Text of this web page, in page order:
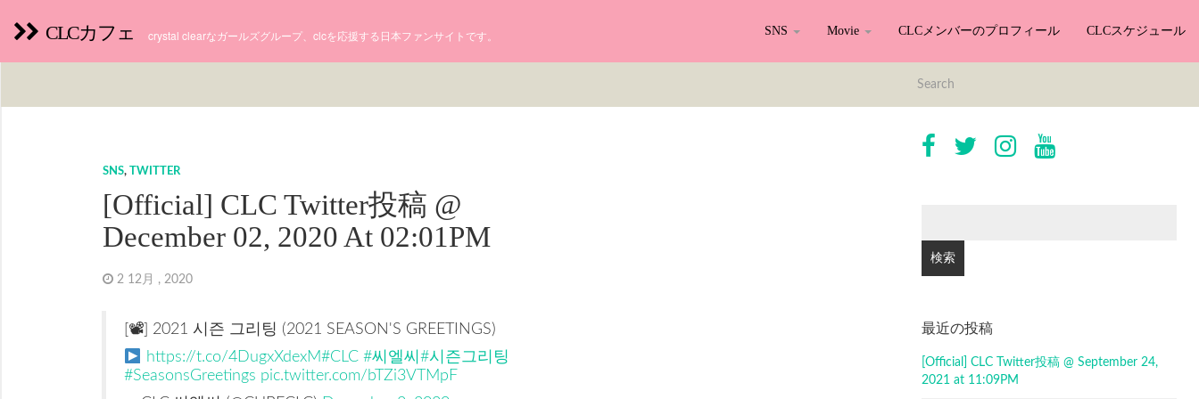
CLCカフェ crystal clearなガールズグループ、clcを応援する日本ファンサイトです。 SNS Movie CLCメンバーのプロフィール CLCスケジュール
SNS,TWITTER
[Official] CLC Twitter投稿 @
December 02, 2020 At 02:01PM
2 12月 , 2020
[📽] 2021 시즌 그리팅 (2021 SEASON'S GREETINGS)
https://t.co/4DugxXdexM#CLC #씨엘씨 #시즌그리팅
#SeasonsGreetings pic.twitter.com/bTZi3VTMpF
最近の投稿
[Official] CLC Twitter投稿 @ September 24,
2021 at 11:09PM